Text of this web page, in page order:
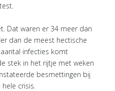
Dat waren er 34 meer dan
dan de meest hectische
infecties komt
stek in het rijtje met weken
besmettingen bij
crisis.